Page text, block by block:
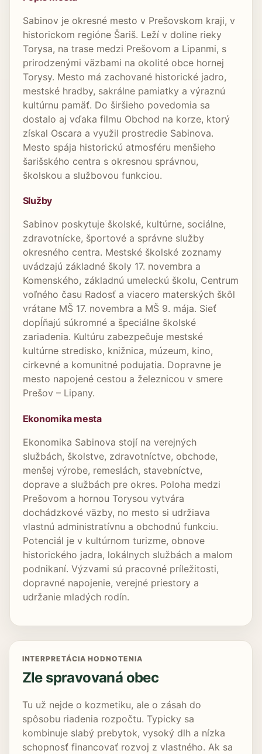
Sabinov je okresné mesto v Prešovskom kraji, v
historickom regióne Šariš. Leží v doline rieky
Torysa, na trase medzi Prešovom a Lipanmi, s
prirodzenými väzbami na okolité obce hornej
Torysy. Mesto má zachované historické jadro,
mestské hradby, sakrálne pamiatky a výraznú
kultúrnu pamäť. Do širšieho povedomia sa
dostalo aj vďaka filmu Obchod na korze, ktorý
získal Oscara a využil prostredie Sabinova.
Mesto spája historickú atmosféru menšieho
šarišského centra s okresnou správnou,
školskou a službovou funkciou.
Služby
Sabinov poskytuje školské, kultúrne, sociálne,
zdravotnícke, športové a správne služby
okresného centra. Mestské školské zoznamy
uvádzajú základné školy 17. novembra a
Komenského, základnú umeleckú školu, Centrum
voľného času Radosť a viacero materských škôl
vrátane MŠ 17. novembra a MŠ 9. mája. Sieť
dopĺňajú súkromné a špeciálne školské
zariadenia. Kultúru zabezpečuje mestské
kultúrne stredisko, knižnica, múzeum, kino,
cirkevné a komunitné podujatia. Dopravne je
mesto napojené cestou a železnicou v smere
Prešov – Lipany.
Ekonomika mesta
Ekonomika Sabinova stojí na verejných
službách, školstve, zdravotníctve, obchode,
menšej výrobe, remeslách, stavebníctve,
doprave a službách pre okres. Poloha medzi
Prešovom a hornou Torysou vytvára
dochádzkové väzby, no mesto si udržiava
vlastnú administratívnu a obchodnú funkciu.
Potenciál je v kultúrnom turizme, obnove
historického jadra, lokálnych službách a malom
podnikaní. Výzvami sú pracovné príležitosti,
dopravné napojenie, verejné priestory a
udržanie mladých rodín.
INTERPRETÁCIA HODNOTENIA
Zle spravovaná obec
Tu už nejde o kozmetiku, ale o zásah do
spôsobu riadenia rozpočtu. Typicky sa
kombinuje slabý prebytok, vysoký dlh a nízka
schopnosť financovať rozvoj z vlastného. Ak sa